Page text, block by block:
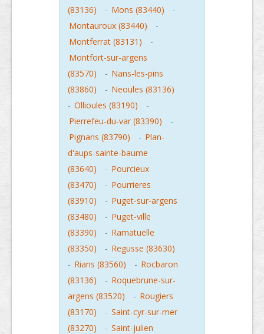
(83136)
- Mons (83440)
-
Montauroux (83440)
-
Montferrat (83131)
-
Montfort-sur-argens
(83570)
- Nans-les-pins
(83860)
- Neoules (83136)
- Ollioules (83190)
-
Pierrefeu-du-var (83390)
-
Pignans (83790)
- Plan-
d'aups-sainte-baume
(83640)
- Pourcieux
(83470)
- Pourrieres
(83910)
- Puget-sur-argens
(83480)
- Puget-ville
(83390)
- Ramatuelle
(83350)
- Regusse (83630)
- Rians (83560) - Rocbaron
(83136)
- Roquebrune-sur-
argens (83520)
- Rougiers
(83170)
- Saint-cyr-sur-mer
(83270)
- Saint-julien